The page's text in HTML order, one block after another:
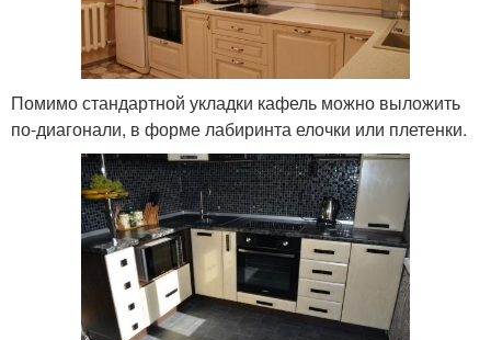
Помимо стандартной укладки кафель можно выложить
по-диагонали, в форме лабиринта елочки или плетенки.